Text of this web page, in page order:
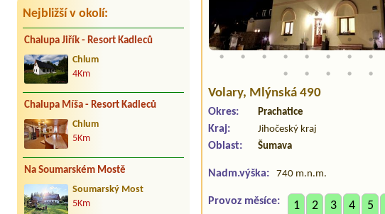
Nejbližší v okolí:
Chalupa Jiřík - Resort Kadleců
Chlum
4Km
Chalupa Míša - Resort Kadleců
Chlum
5Km
Na Soumarském Mostě
Soumarský Most
5Km
Volary, Mlýnská 490
Okres: Prachatice
Kraj: Jihočeský kraj
Oblast: Šumava
Nadm.výška: 740 m.n.m.
Provoz měsíce: 1 2 3 4 5